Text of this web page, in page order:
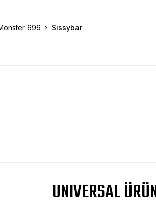
696 Sissybar
UNIVERSAL